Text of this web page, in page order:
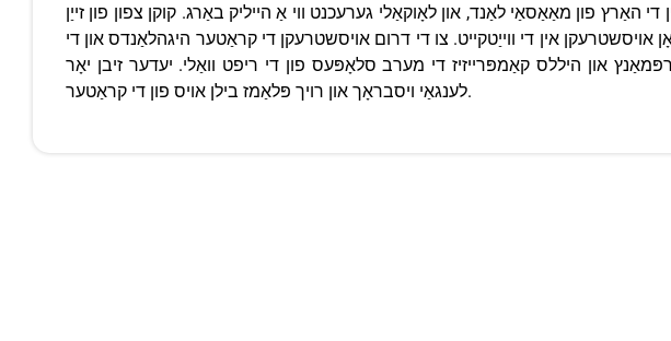
האַרץ פון מאַאַסאַי לאַנד, און לאָוקאַלי גערעכנט ווי אַ הייליק באַרג. קוקן צפון פון זייַן
און היללס קאַמפּרייזיז די מערב סלאָפּעס פון די ריפט וואַלי. יעדער זיבן יאָר
לענגאַי ויסבראָך און רויך פּלאַמז בילן אויס פון די קראַטער.